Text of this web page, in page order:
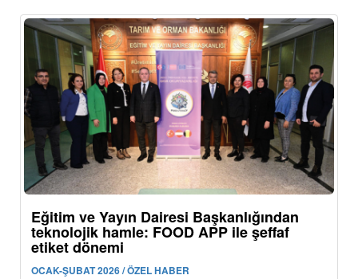
Eğitim ve Yayın Dairesi Başkanlığından
teknolojik hamle: FOOD APP ile şeffaf
etiket dönemi
OCAK-ŞUBAT 2026 / ÖZEL HABER